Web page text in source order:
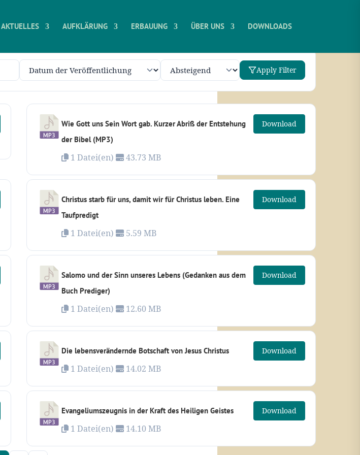
AKTUELLES AUFKLÄRUNG ERBAUUNG ÜBER UNS DOWNLOADS
Apply Filter
Wie Gott uns Sein Wort gab. Kurzer Abriß der Entstehung
der Bibel (MP3)
1 Datei(en) 43.73 MB
Download
Christus starb für uns, damit wir für Christus leben. Eine
Taufpredigt
1 Datei(en) 5.59 MB
Download
Salomo und der Sinn unseres Lebens (Gedanken aus dem
Buch Prediger)
1 Datei(en) 12.60 MB
Download
Die lebensverändernde Botschaft von Jesus Christus
1 Datei(en) 14.02 MB
Download
Evangeliumszeugnis in der Kraft des Heiligen Geistes
1 Datei(en) 14.10 MB
Download